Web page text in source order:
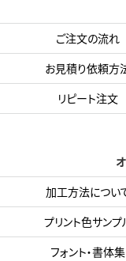
ご注文の流れ
お見積り依頼方
リピート注文
加工方法につい
プリント色サンプ
フォント・書体集